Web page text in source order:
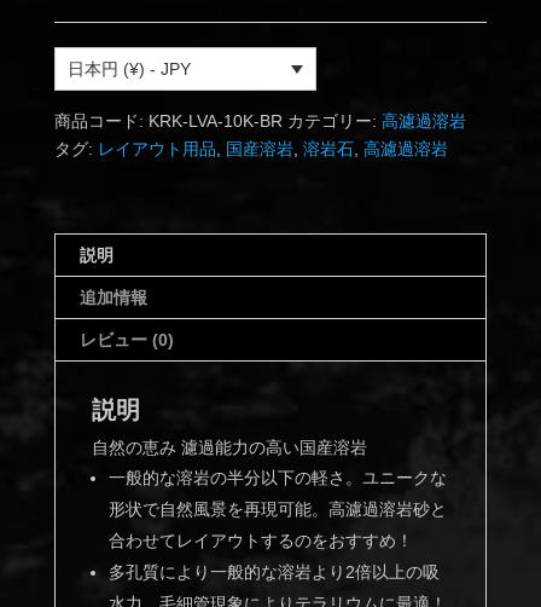
型
溶
3~12cm
14
ト
個
日本円 (¥) - JPY
商品コード: KRK-LVA-10K-BR カテゴリー: 高濾過溶岩
タグ: レイアウト用品 国産溶岩, 溶岩石, 高濾過溶岩
説明
追加情報
レビュー (0)
説明
自然の恵み 濾過能力の高い国産溶岩
一般的な溶岩の半分以下の軽さ。ユニークな
形状で自然風景を再現可能。高濾過溶岩砂と
合わせてレイアウトするのをおすすめ！
多孔質により一般的な溶岩より2倍以上の吸
水力。毛細管現象によりテラリウムに最適！